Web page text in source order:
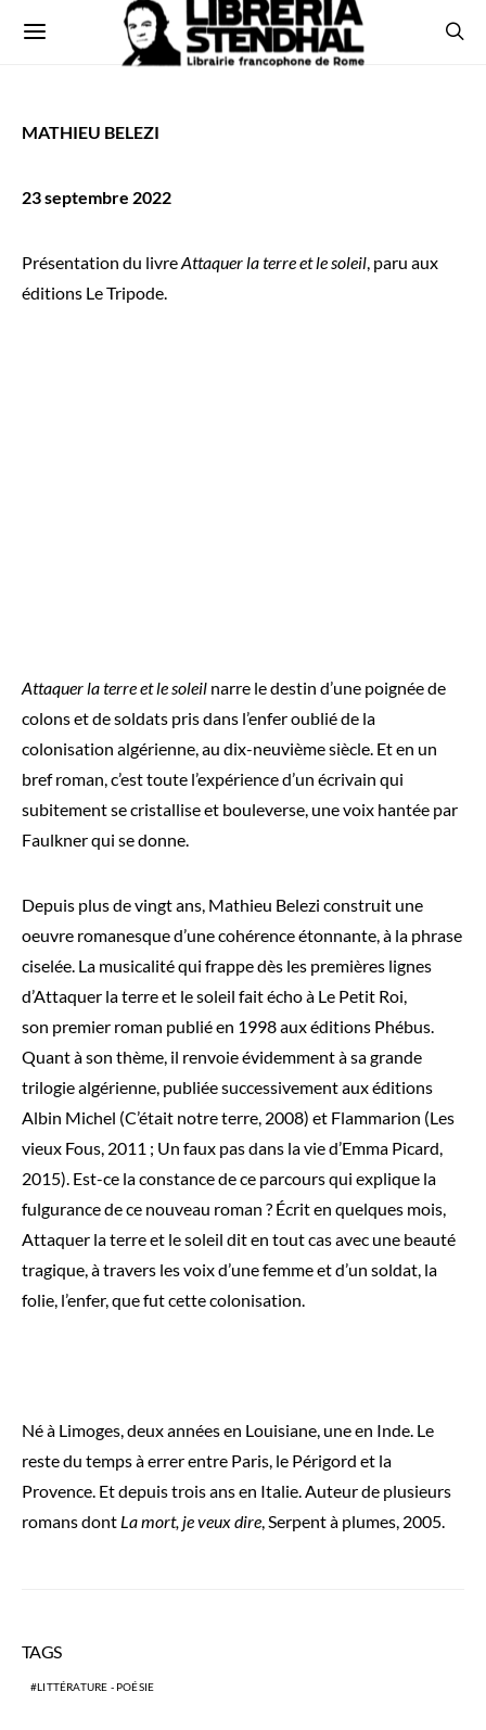
MATHIEU BELEZI
23 septembre 2022
Présentation du livreAttaquer la terre et le soleil, paru aux
éditions Le Tripode.
Attaquer la terre et le soleil narre le destin d’une poignée de
colons et de soldats pris dans l’enfer oublié de la
colonisation algérienne, au dix-neuvième siècle. Et en un
bref roman, c’est toute l’expérience d’un écrivain qui
subitement se cristallise et bouleverse, une voix hantée par
Faulkner qui se donne.
Depuis plus de vingt ans, Mathieu Belezi construit une
oeuvre romanesque d’une cohérence étonnante, à la phrase
ciselée. La musicalité qui frappe dès les premières lignes
d’Attaquer la terre et le soleil fait écho à Le Petit Roi,
son premier roman publié en 1998 aux éditions Phébus.
Quant à son thème, il renvoie évidemment à sa grande
trilogie algérienne, publiée successivement aux éditions
Albin Michel (C’était notre terre, 2008) et Flammarion (Les
vieux Fous, 2011 ; Un faux pas dans la vie d’Emma Picard,
2015). Est-ce la constance de ce parcours qui explique la
fulgurance de ce nouveau roman ? Écrit en quelques mois,
Attaquer la terre et le soleil dit en tout cas avec une beauté
tragique, à travers les voix d’une femme et d’un soldat, la
folie, l’enfer, que fut cette colonisation.
Né à Limoges, deux années en Louisiane, une en Inde. Le
reste du temps à errer entre Paris, le Périgord et la
Provence. Et depuis trois ans en Italie. Auteur de plusieurs
romans dont La mort, je veux dire, Serpent à plumes, 2005.
TAGS
LITTÉRATURE - POÉSIE